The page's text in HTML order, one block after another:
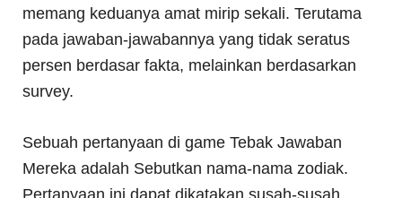
memang keduanya amat mirip sekali. Terutama
pada jawaban-jawabannya yang tidak seratus
persen berdasar fakta, melainkan berdasarkan
survey.
Sebuah pertanyaan di game Tebak Jawaban
Mereka adalah Sebutkan nama-nama zodiak.